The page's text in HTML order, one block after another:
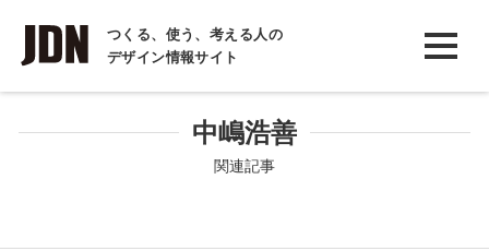
つくる、使う、考える人の
デザイン情報サイト
INTERVIEW
インタビュー
中嶋浩善
関連記事